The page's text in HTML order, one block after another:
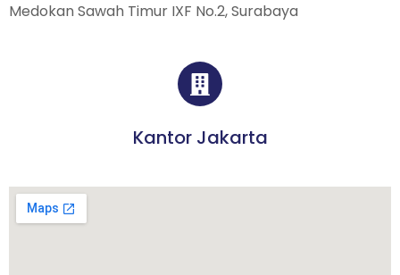
Medokan Sawah Timur IXF No.2, Surabaya
Kantor Jakarta